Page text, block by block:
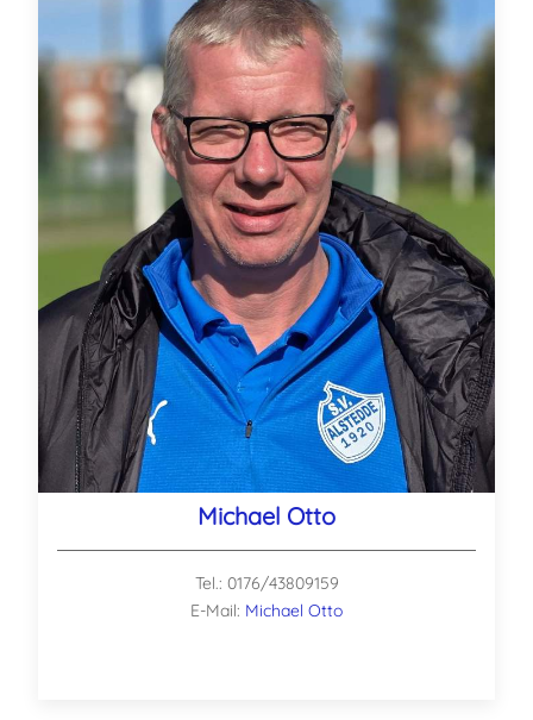
Michael Otto
Tel.: 0176/43809159
E-Mail: Michael Otto